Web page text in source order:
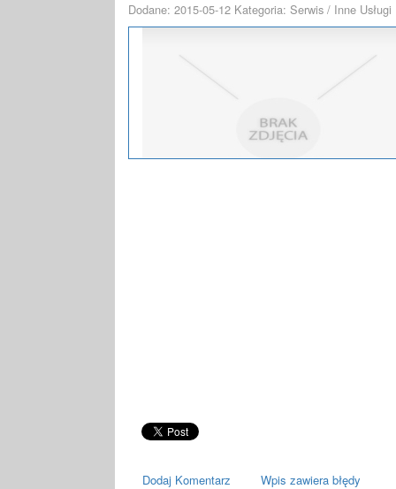
Dodane: 2015-05-12 Kategoria: Serwis / Inne Usługi
Dodaj Komentarz Wpis zawiera błędy